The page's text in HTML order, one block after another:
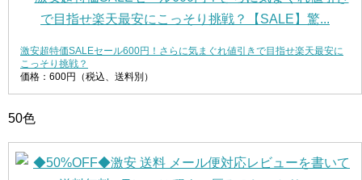
激安超特価SALEセール600円！さらに気まぐれ値引きで目指せ楽天最安に
こっそり挑戦？
価格：600円（税込、送料別）
50色